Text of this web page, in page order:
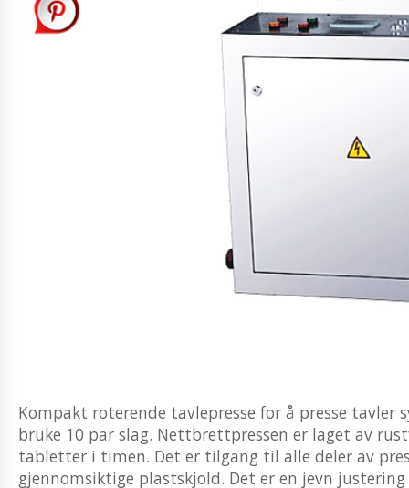
Kompakt roterende tavlepresse for å presse
bruke 10 par slag. Nettbrettpressen er laget av
tabletter i timen. Det er tilgang til alle deler av
gjennomsiktige plastskjold. Det er en jevn